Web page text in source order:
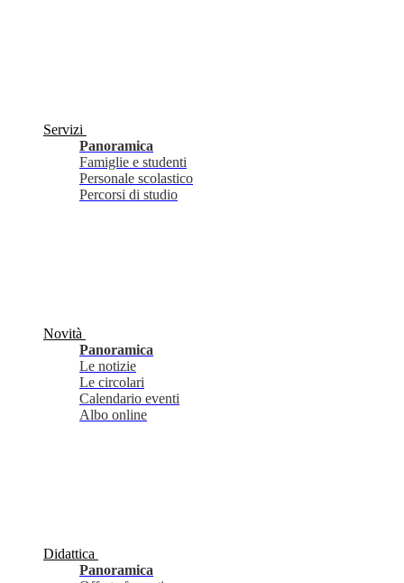
Servizi
Panoramica
Famiglie e studenti
Personale scolastico
Percorsi di studio
Novità
Panoramica
Le notizie
Le circolari
Calendario eventi
Albo online
Didattica
Panoramica